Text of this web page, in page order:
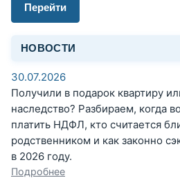
Перейти
НОВОСТИ
30.07.2026
Получили в подарок квартиру
наследство? Разбираем, когда
платить НДФЛ, кто считается
родственником и как законно
в 2026 году.
Подробнее